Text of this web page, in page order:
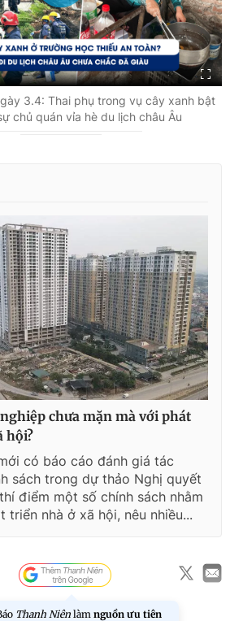
3.4: Thai phụ trong vụ cây xanh bật
chủ quán vỉa hè du lịch châu Âu
chưa mặn mà với phát
hội?
có báo cáo đánh giá tác
sách trong dự thảo Nghị quyết
điểm một số chính sách nhằm
triển nhà ở xã hội, nêu nhiều...
Thanh Niên làm nguồn ưu tiên